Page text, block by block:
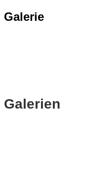
Galerie
Galerien